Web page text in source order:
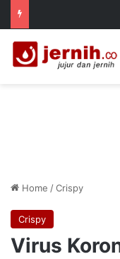
Home /Crispy
Crispy
Virus